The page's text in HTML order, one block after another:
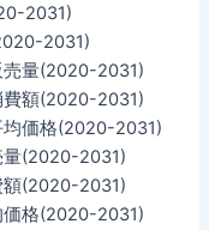
2031)
2031)
売量(2020-2031)
費額(2020-2031)
均価格(2020-2031)
量(2020-2031)
額(2020-2031)
価格(2020-2031)